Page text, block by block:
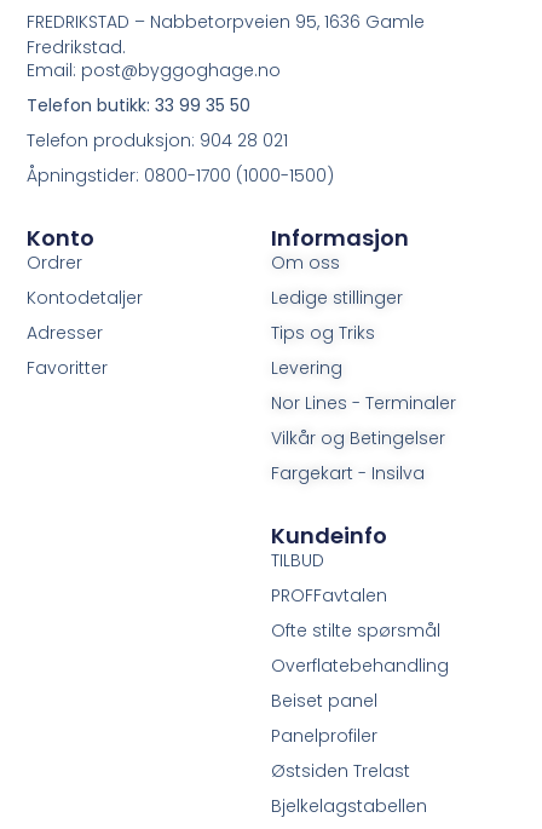
Informasjon
Om oss
Ledige stillinger
Tips og Triks
Levering
Nor Lines - Terminaler
Vilkår og Betingelser
Fargekart - Insilva
Konto
Ordrer
Kontodetaljer
Adresser
Favoritter
Kundeinfo
TILBUD
PROFFavtalen
Ofte stilte spørsmål
Overflatebehandling
Beiset panel
Panelprofiler
Østsiden Trelast
Bjelkelagstabellen
FREDRIKSTAD – Nabbetorpveien 95, 1636 Gamle
Fredrikstad.
Email: post@byggoghage.no
Telefon butikk: 33 99 35 50
Telefon produksjon: 904 28 021
Åpningstider: 0800-1700 (1000-1500)